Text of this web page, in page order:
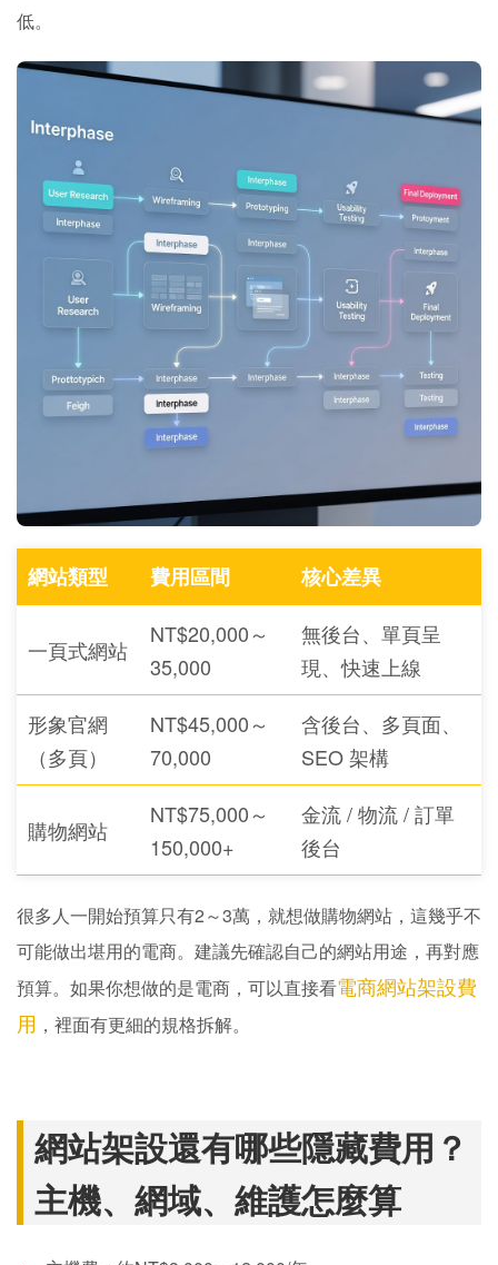
低。
網站類型 費用區間 核心差異
一頁式網站
NT$20,000～
35,000
無後台、單頁呈
現、快速上線
形象官網
（多頁）
NT$45,000～
70,000
含後台、多頁面、
SEO 架構
購物網站
NT$75,000～
150,000+
金流 / 物流 / 訂單
後台
很多人一開始預算只有2～3萬，就想做購物網站，這幾乎不
可能做出堪用的電商。建議先確認自己的網站用途，再對應
預算。如果你想做的是電商，可以直接看電商網站架設費
用 ，裡面有更細的規格拆解。
網站架設還有哪些隱藏費用？
主機、網域、維護怎麼算